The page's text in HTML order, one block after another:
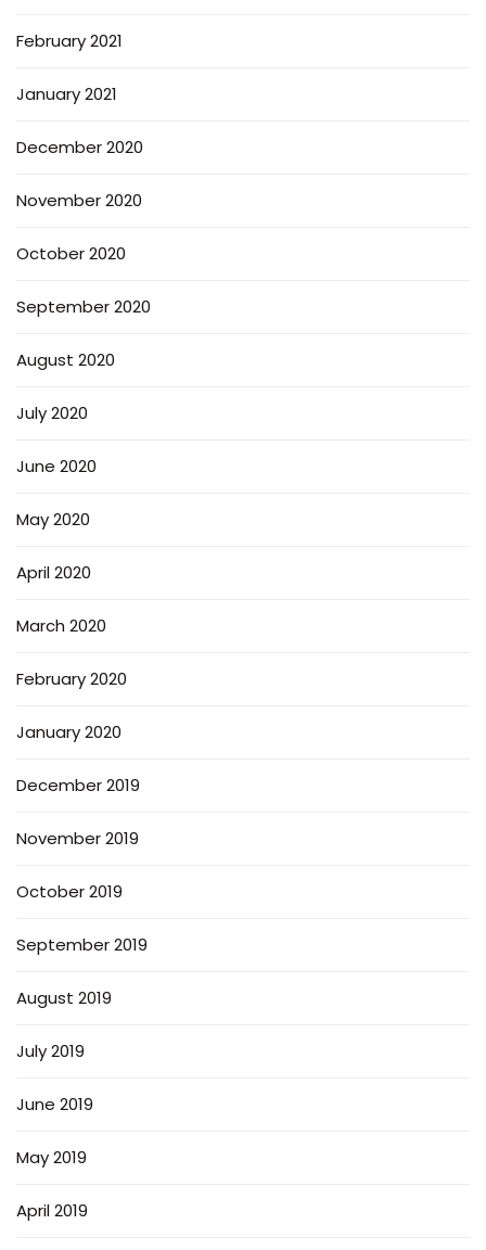
February 2021
January 2021
December 2020
November 2020
October 2020
September 2020
August 2020
July 2020
June 2020
May 2020
April 2020
March 2020
February 2020
January 2020
December 2019
November 2019
October 2019
September 2019
August 2019
July 2019
June 2019
May 2019
April 2019